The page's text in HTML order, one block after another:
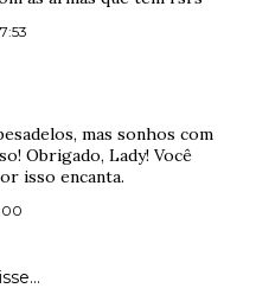
mas sonhos com
Obrigado, Lady! Você
isso encanta.